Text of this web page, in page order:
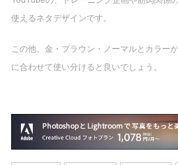
使えるネタデザインです。
この他、金・ブラウン・ノーマルとカラー
に合わせて使い分けると良いでしょう。